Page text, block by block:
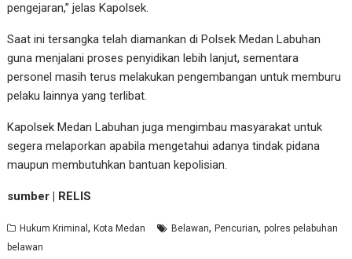
pengejaran,” jelas Kapolsek.
Saat ini tersangka telah diamankan di Polsek Medan Labuhan
guna menjalani proses penyidikan lebih lanjut, sementara
personel masih terus melakukan pengembangan untuk memburu
pelaku lainnya yang terlibat.
Kapolsek Medan Labuhan juga mengimbau masyarakat untuk
segera melaporkan apabila mengetahui adanya tindak pidana
maupun membutuhkan bantuan kepolisian.
sumber | RELIS
Hukum Kriminal,Kota Medan Belawan,Pencurian,polres pelabuhan
belawan